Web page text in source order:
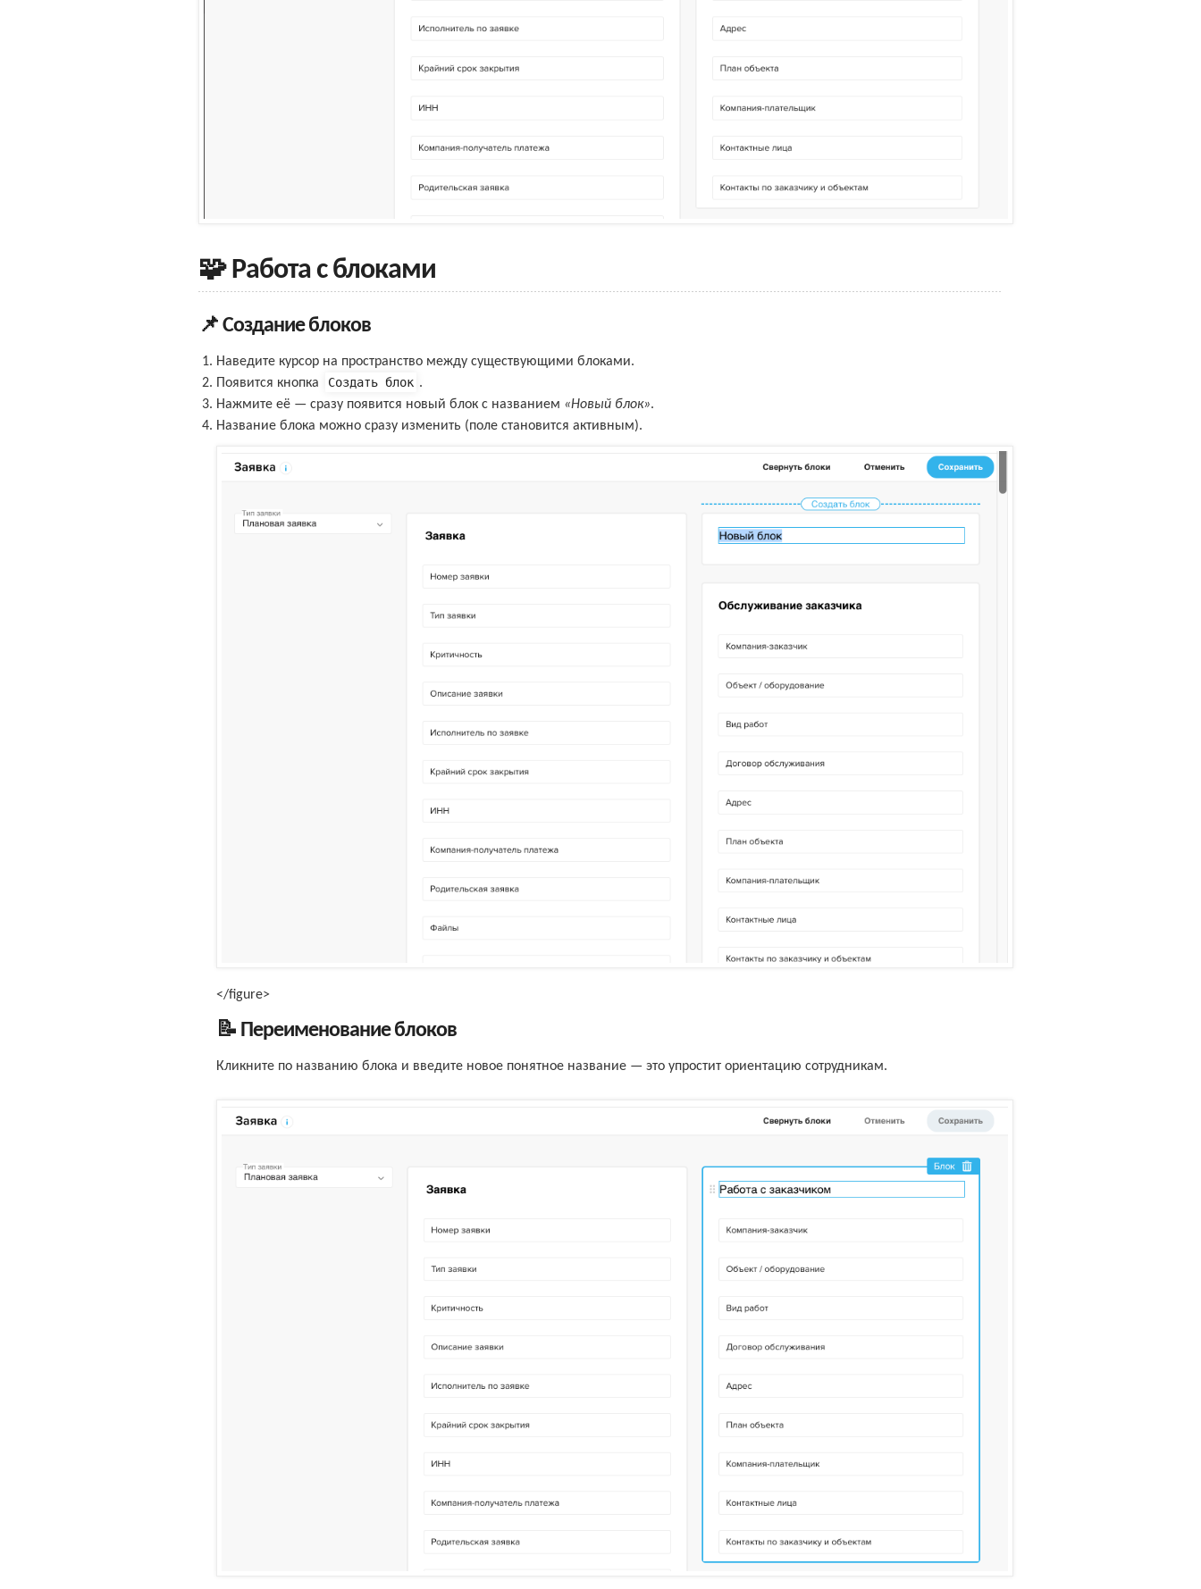
🧩 Работа с блоками
📌 Создание блоков
Наведите курсор на пространство между существующими блоками.
Появится кнопка
Создать блок .
Нажмите её — сразу появится новый блок с названием «Новый блок».
Название блока можно сразу изменить (поле становится активным).
</figure>
📝 Переименование блоков
Кликните по названию блока и введите новое понятное название — это упростит ориентацию сотрудникам.